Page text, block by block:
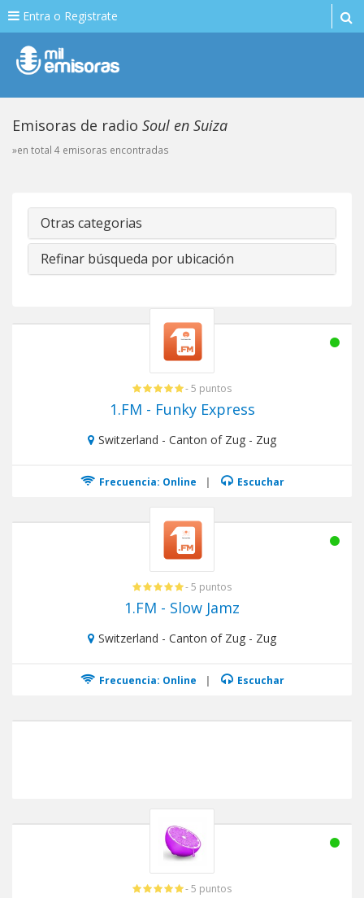
Entra o Registrate
Emisoras de radio Soul en Suiza
»en total 4 emisoras encontradas
Otras categorias
Refinar búsqueda por ubicación
- 5 puntos
1.FM - Funky Express
Switzerland - Canton of Zug - Zug
Frecuencia: Online | Escuchar
- 5 puntos
1.FM - Slow Jamz
Switzerland - Canton of Zug - Zug
Frecuencia: Online | Escuchar
- 5 puntos